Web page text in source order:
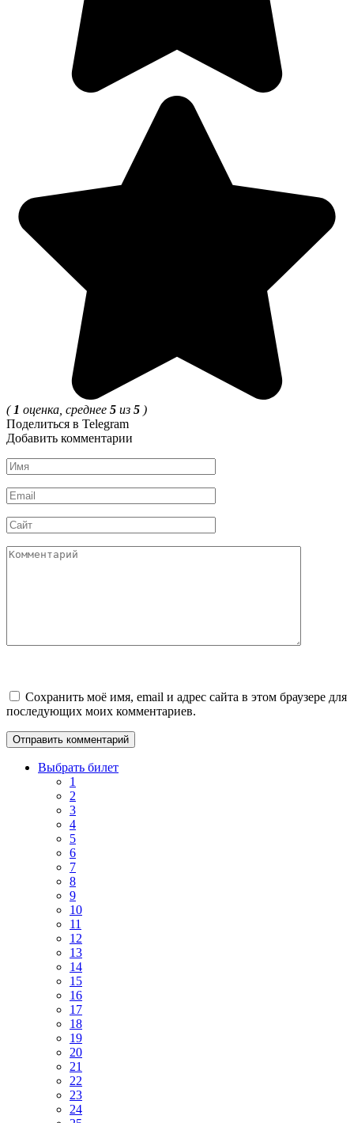
( 1 оценка, среднее 5 из 5 )
Поделиться в Telegram
Добавить комментарии
Имя
*
Email
*
Сайт
Комментарий
Сохранить моё имя, email и адрес сайта в этом браузере для
последующих моих комментариев.
Выбрать билет
1
2
3
4
5
6
7
8
9
10
11
12
13
14
15
16
17
18
19
20
21
22
23
24